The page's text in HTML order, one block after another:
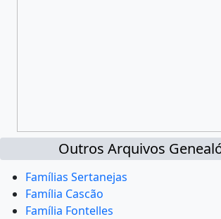
Outros Arquivos
Famílias Sertanejas
Família Cascão
Família Fontelles